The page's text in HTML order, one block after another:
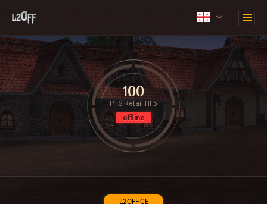
L2OFF.GE
100
PTS Retail HF5
offline